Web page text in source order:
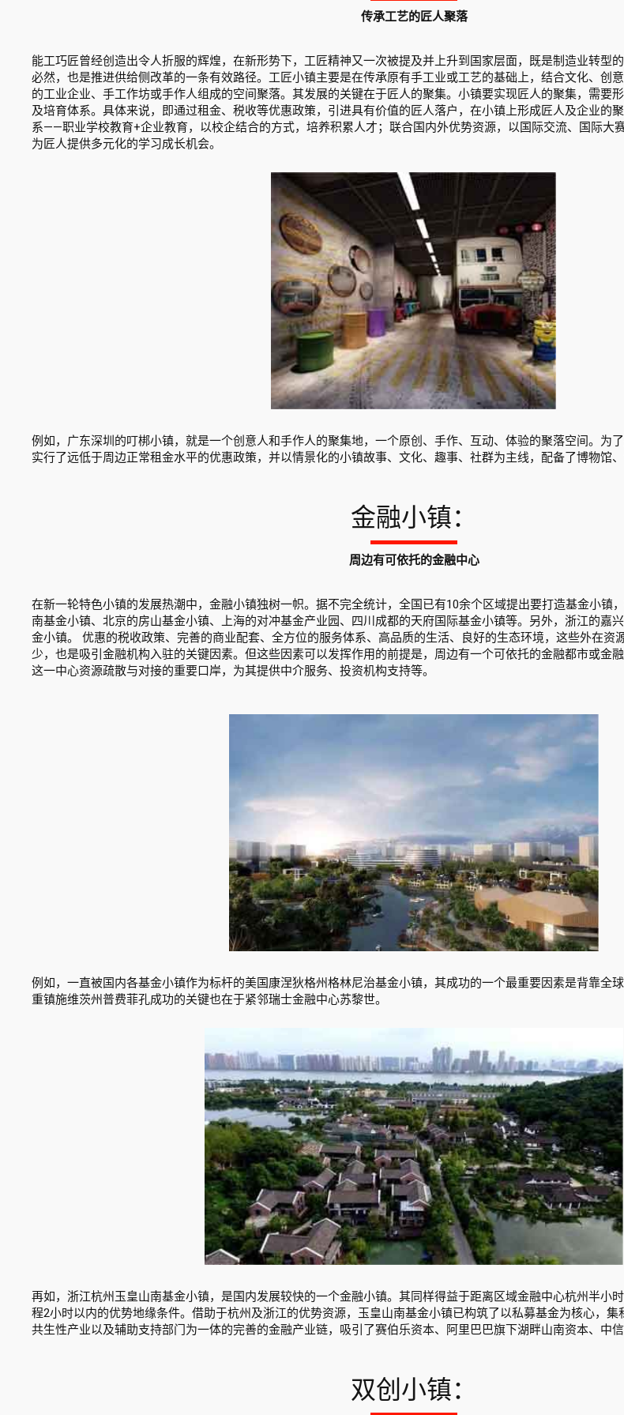
传承工艺的匠人聚落
能工巧匠曾经创造出令人折服的辉煌，在新形势下，工匠精神又一次被提及并上升到国家层面，既是制造业转型
必然，也是推进供给侧改革的一条有效路径。工匠小镇主要是在传承原有手工业或工艺的基础上，结合文化、创
的工业企业、手工作坊或手作人组成的空间聚落。其发展的关键在于匠人的聚集。小镇要实现匠人的聚集，需要
及培育体系。具体来说，即通过租金、税收等优惠政策，引进具有价值的匠人落户，在小镇上形成匠人及企业的
系——职业学校教育+企业教育，以校企结合的方式，培养积累人才；联合国内外优势资源，以国际交流、国际大
为匠人提供多元化的学习成长机会。
例如，广东深圳的叮梆小镇，就是一个创意人和手作人的聚集地，一个原创、手作、互动、体验的聚落空间。为
实行了远低于周边正常租金水平的优惠政策，并以情景化的小镇故事、文化、趣事、社群为主线，配备了博物馆
金融小镇：
周边有可依托的金融中心
在新一轮特色小镇的发展热潮中，金融小镇独树一帜。据不完全统计，全国已有10余个区域提出要打造基金小镇
南基金小镇、北京的房山基金小镇、上海的对冲基金产业园、四川成都的天府国际基金小镇等。另外，浙江的嘉
金小镇。 优惠的税收政策、完善的商业配套、全方位的服务体系、高品质的生活、良好的生态环境，这些外在资
少，也是吸引金融机构入驻的关键因素。但这些因素可以发挥作用的前提是，周边有一个可依托的金融都市或金
这一中心资源疏散与对接的重要口岸，为其提供中介服务、投资机构支持等。
例如，一直被国内各基金小镇作为标杆的美国康涅狄格州格林尼治基金小镇，其成功的一个最重要因素是背靠全
重镇施维茨州普费菲孔成功的关键也在于紧邻瑞士金融中心苏黎世。
再如，浙江杭州玉皇山南基金小镇，是国内发展较快的一个金融小镇。其同样得益于距离区域金融中心杭州半小
程2小时以内的优势地缘条件。借助于杭州及浙江的优势资源，玉皇山南基金小镇已构筑了以私募基金为核心，集
共生性产业以及辅助支持部门为一体的完善的金融产业链，吸引了赛伯乐资本、阿里巴巴旗下湖畔山南资本、中信
双创小镇：